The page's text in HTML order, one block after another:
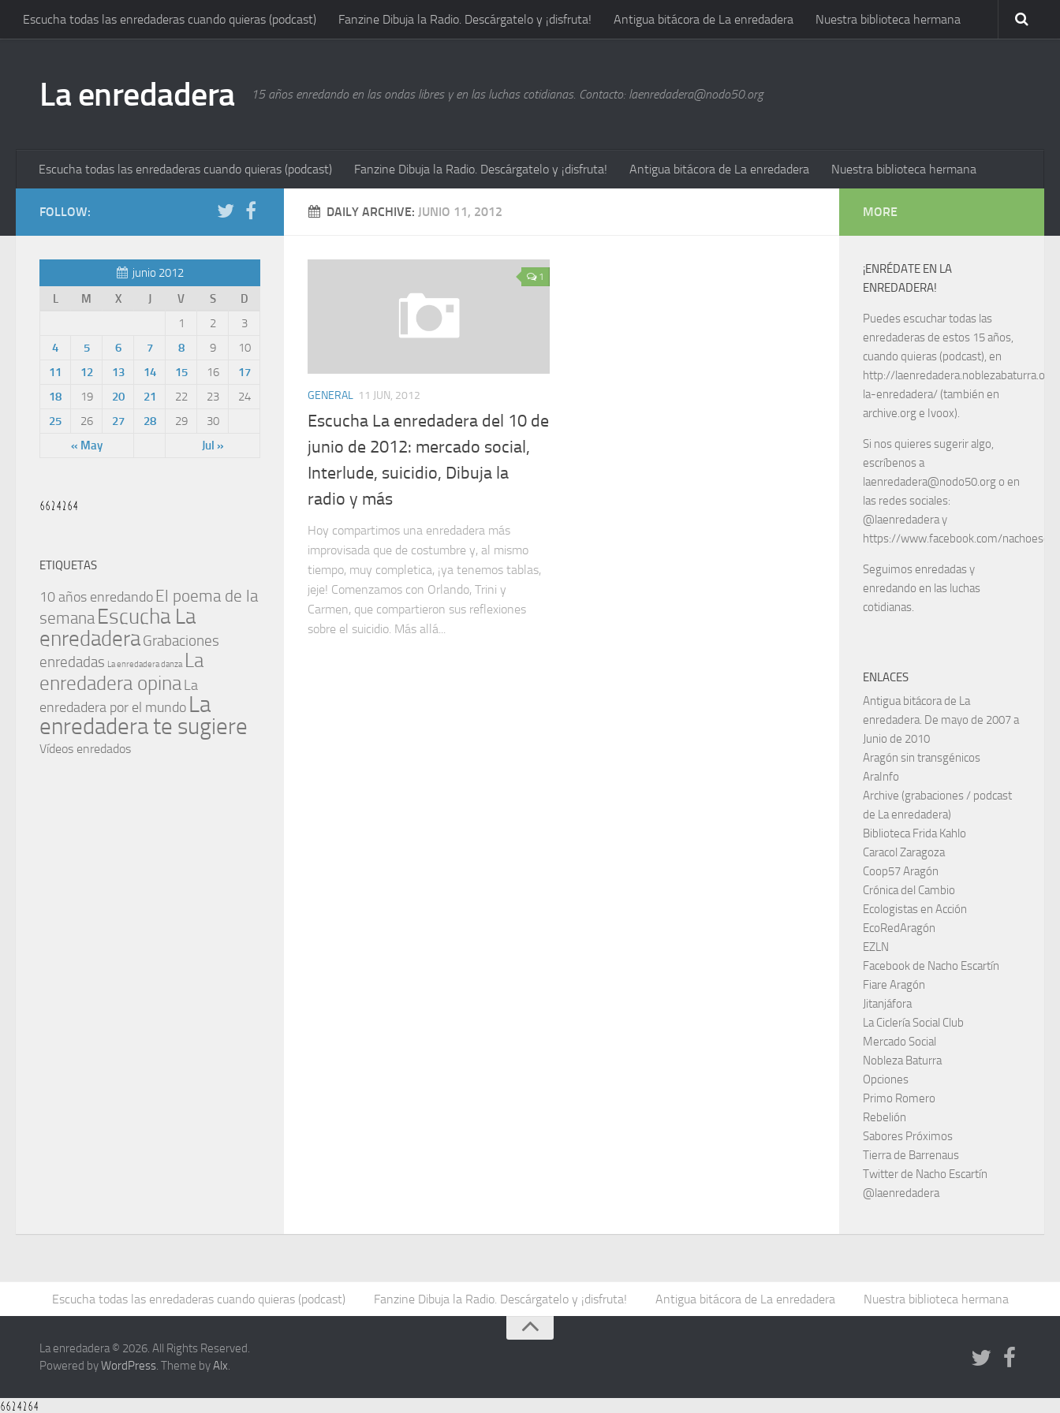
Escucha todas las enredaderas cuando quieras (podcast) Fanzine Dibuja la Radio. Descárgatelo y ¡disfruta! Antigua bitácora de La enredadera Nuestra biblioteca hermana
La enredadera 15 años enredando en las ondas libres y en las luchas cotidianas. Contacto: laenredadera@nodo50.org
Escucha todas las enredaderas cuando quieras (podcast) Fanzine Dibuja la Radio. Descárgatelo y ¡disfruta! Antigua bitácora de La enredadera Nuestra biblioteca hermana
DAILY ARCHIVE: JUNIO 11, 2012
1
GENERAL 11 JUN, 2012
Escucha La enredadera del 10 de
junio de 2012: mercado social,
Interlude, suicidio, Dibuja la
radio y más
Hoy compartimos una enredadera más
improvisada que de costumbre y, al mismo
tiempo, muy completica, ¡ya tenemos tablas,
jeje! Comenzamos con Orlando, Trini y
Carmen, que compartieron sus reflexiones
sobre el suicidio. Más allá...
FOLLOW:
junio 2012
L
M X J V S D
« May Jul »
1 2
3
4
5 6 7 8 9
10
11
12 13 14 15 16
17
18
19 20 21 22 23
24
25
26 27 28 29 30
ETIQUETAS
10 años enredando El poema de la
semana Escucha La
enredaderaGrabaciones
enredadas La enredadera danza La
enredadera opina La
enredadera por el mundo La
enredadera te sugiere
Vídeos enredados
MORE
¡ENRÉDATE EN LA
ENREDADERA!
Puedes escuchar todas las
enredaderas de estos 15 años,
cuando quieras (podcast), en
http://
la-enredadera/ (también en
archive.org e Ivoox).
Si nos quieres sugerir algo,
escríbenos a
laenredadera@nodo50.org o en
las redes sociales:
@laenredadera y
https://www.facebook.com/
Seguimos enredadas y
enredando en las luchas
cotidianas.
ENLACES
Antigua bitácora de La
enredadera. De mayo de 2007 a
Junio de 2010
Aragón sin transgénicos
AraInfo
Archive (grabaciones / podcast
de La enredadera)
Biblioteca Frida Kahlo
Caracol Zaragoza
Coop57 Aragón
Crónica del Cambio
Ecologistas en Acción
EcoRedAragón
EZLN
Facebook de Nacho Escartín
Fiare Aragón
Jitanjáfora
La Ciclería Social Club
Mercado Social
Nobleza Baturra
Opciones
Primo Romero
Rebelión
Sabores Próximos
Tierra de Barrenaus
Twitter de Nacho Escartín
@laenredadera
Escucha todas las enredaderas cuando quieras (podcast) Fanzine Dibuja la Radio. Descárgatelo y ¡disfruta! Antigua bitácora de La enredadera Nuestra biblioteca hermana
La enredadera © 2026. All Rights Reserved.
Powered byWordPress. Theme byAlx.